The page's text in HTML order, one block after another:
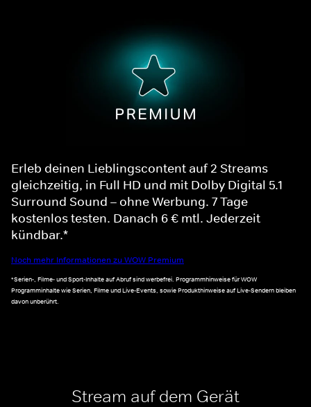
Erleb deinen Lieblingscontent auf 2 Streams
gleichzeitig, in Full HD und mit Dolby Digital 5.1
Surround Sound – ohne Werbung. 7 Tage
kostenlos testen. Danach 6 € mtl. Jederzeit
kündbar.*
Noch mehr Informationen zu WOW Premium
*Serien-, Filme- und Sport-Inhalte auf Abruf sind werbefrei. Programmhinweise für WOW
Programminhalte wie Serien, Filme und Live-Events, sowie Produkthinweise auf Live-Sendern bleiben
davon unberührt.
Stream auf dem Gerät